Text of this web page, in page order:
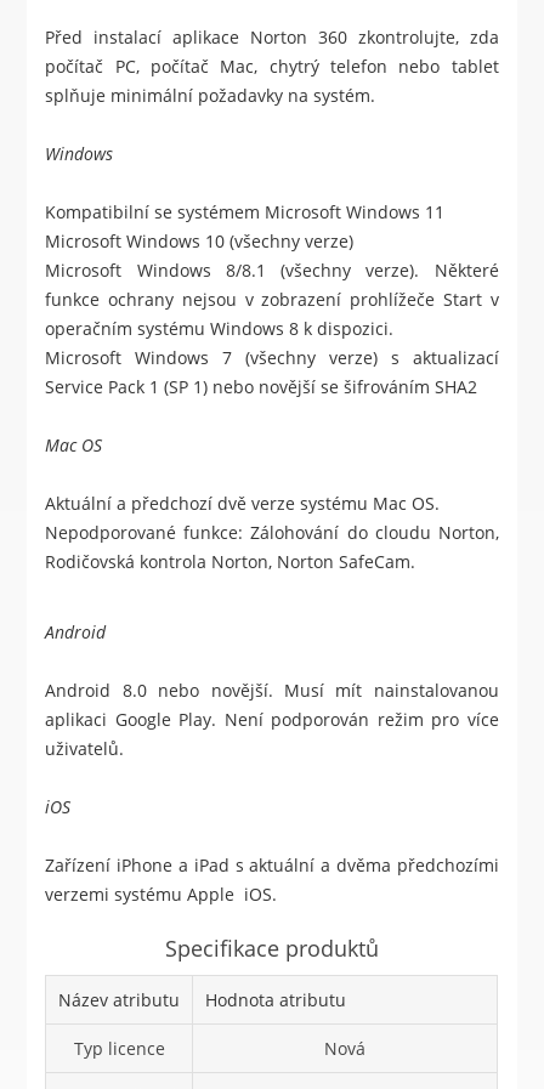
Před instalací aplikace Norton 360 zkontrolujte, zda
počítač PC, počítač Mac, chytrý telefon nebo tablet
splňuje minimální požadavky na systém.
Windows
Kompatibilní se systémem Microsoft Windows 11
Microsoft Windows 10 (všechny verze)
Microsoft Windows 8/8.1 (všechny verze). Některé
funkce ochrany nejsou v zobrazení prohlížeče Start v
operačním systému Windows 8 k dispozici.
Microsoft Windows 7 (všechny verze) s aktualizací
Service Pack 1 (SP 1) nebo novější se šifrováním SHA2
Mac OS
Aktuální a předchozí dvě verze systému Mac OS.
Nepodporované funkce: Zálohování do cloudu Norton,
Rodičovská kontrola Norton, Norton SafeCam.
Android
Android 8.0 nebo novější. Musí mít nainstalovanou
aplikaci Google Play. Není podporován režim pro více
uživatelů.
iOS
Zařízení iPhone a iPad s aktuální a dvěma předchozími
verzemi systému Apple iOS.
Specifikace produktů
Název atributu Hodnota atributu
Typ licence Nová